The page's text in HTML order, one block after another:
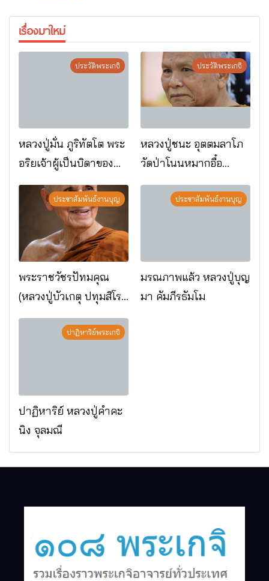
เรื่องมาใหม่
ประวัติพระเกจิ
หลวงปู่มั่น ภูริทัตโต พระ
อริยเจ้าผู้เป็นบิดาของ
พระกรรมฐาน
ประวัติพระเกจิ
หลวงปู่ชนะ อุตตมลาโภ
วัดป่าโนนหมากอื๋อ
อ.เมือง จ.มหาสารคาม
ประชาสัมพันธ์งานบุญ
พระราชวัชรปัทมคุณ
(หลวงปู่บัวเกตุ ปทุมสิโร)
มรณภาพแล้ว วัดป่า
ดาราภิรมย์ อ.แม่ริม
ประชาสัมพันธ์งานบุญ
มรณภาพแล้ว หลวงปู่บุญ
มา คัมภีรธัมโม
ปาฏิหาริย์พระเกจิ
ปาฏิหาริย์ หลวงปู่คำคะ
นิง จุลมณี